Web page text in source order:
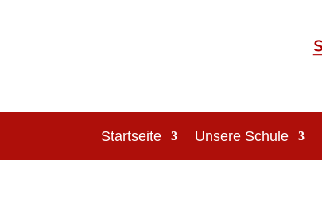
Startseite Unsere Schule